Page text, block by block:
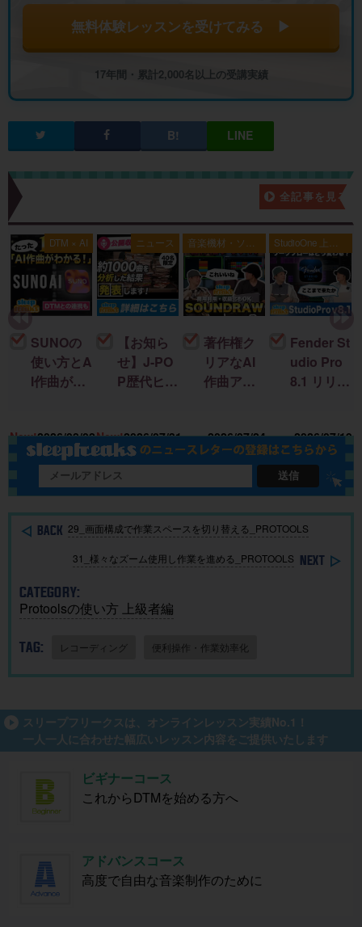
無料体験レッスンを受けてみる ▶
17年間・累計2,000名以上の受講実績
新着記事一覧 全記事を見る
DTM × AI
SUNOの
使い方とA
I作曲がわ
に生成AI
を取り入
れる基本
ガイド
New!2026/08/02
ニュース
【お知ら
せ】J-PO
P歴代ヒッ
析”する公
開収録イ
ベント開
催
New!2026/07/31
音楽機材・ソフ
ト
著作権ク
リアなAI
作曲アプ
Grid」｜M
ac・iOSで
単に作
成！
2026/07/24
StudioOne 上級
者編
Fender St
udio Pro
8.1 リリー
点まとめ
2026/07/19
送信
29_画面構成で作業スペースを切り替える_PROTOOLS
31_様々なズーム使用し作業を進める_PROTOOLS
CATEGORY:
Protoolsの使い方 上級者編
TAG: レコーディング 便利操作・作業効率化
スリープフリークスは、オンラインレッスン実績No.1！
一人一人に合わせた幅広いレッスン内容をご提供いたします
ビギナーコース
これからDTMを始める方へ
アドバンスコース
高度で自由な音楽制作のために